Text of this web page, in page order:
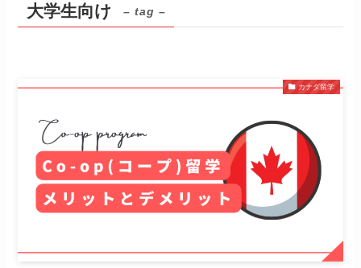
大学生向け – tag –
カナダ留学